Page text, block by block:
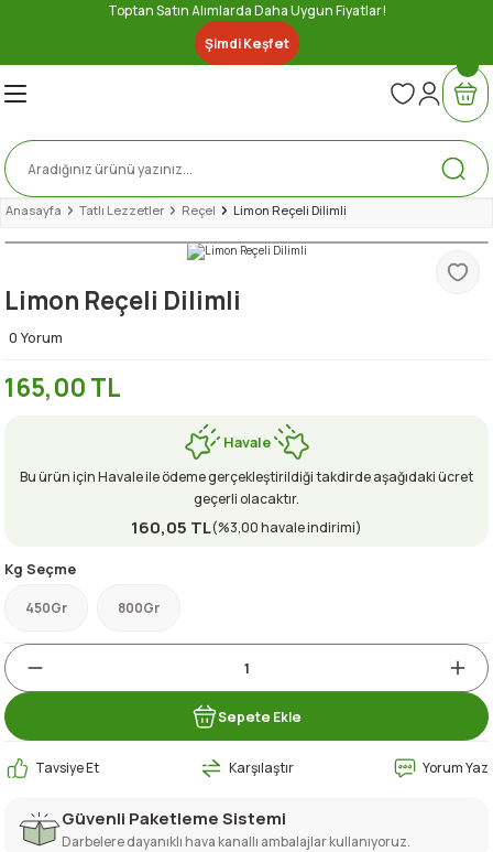
Toptan Satın Alımlarda Daha Uygun Fiyatlar!
Şimdi Keşfet
Geri Dön
Geri Dön
Sosu
Geri Dön
Geri Dön
Geri Dön
Geri Dön
Geri Dön
Geri Dön
Anasayfa Tatlı Lezzetler Reçel Limon Reçeli Dilimli
Limon Reçeli Dilimli
0 Yorum
165,00 TL
Havale
Bu ürün için Havale ile ödeme gerçekleştirildiği takdirde aşağıdaki ücret
geçerli olacaktır.
160,05 TL(%3,00 havale indirimi)
Kg Seçme
450Gr 800Gr
Sepete Ekle
Tavsiye Et Karşılaştır Yorum Yaz
Güvenli Paketleme Sistemi
Darbelere dayanıklı hava kanallı ambalajlar kullanıyoruz.